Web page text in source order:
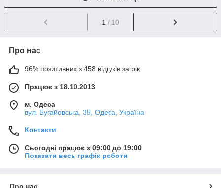
1 / 10
Про нас
96% позитивних з 458 відгуків за рік
Працює з 18.10.2013
м. Одеса
вул. Бугайовська, 35, Одеса, Україна
Контакти
Сьогодні працює з 09:00 до 19:00
Показати весь графік роботи
Про нас